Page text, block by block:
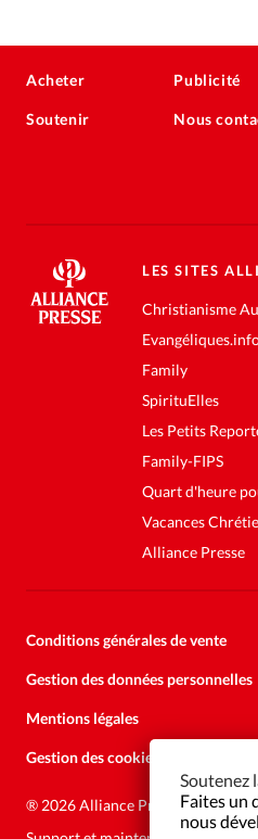
Acheter
Soutenir
Publicité
Nous
LES SITES
Christianisme
Family
SpirituElles
Les Petits
Family-FIPS
Quart d'heure
Vacances
Alliance Presse
Conditions générales de vente
Gestion des données personnelles
Mentions légales
Gestion des cookies
® 2026 Alliance Presse
Faites un
nous